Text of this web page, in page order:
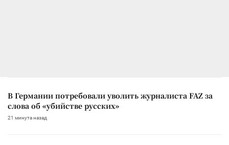
В Германии потребовали уволить журналиста FAZ за
слова об «убийстве русских»
21 минута назад